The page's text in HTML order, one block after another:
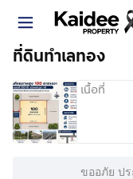
ที่ดินทำเลทอง
เนื้อที่
ขออภัย ป